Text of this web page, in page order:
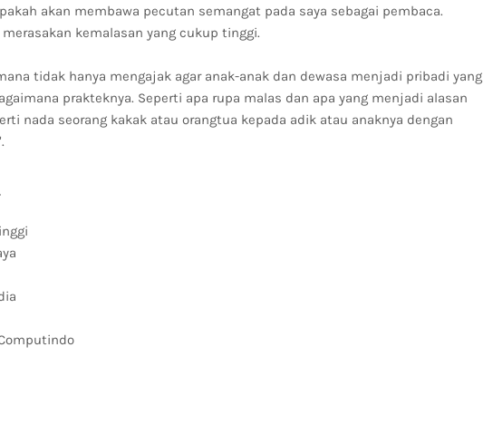
akan membawa pecutan semangat pada saya sebagai pembaca.
kemalasan yang cukup tinggi.
tidak hanya mengajak agar anak-anak dan dewasa menjadi pribadi yang
prakteknya. Seperti apa rupa malas dan apa yang menjadi alasan
nada seorang kakak atau orangtua kepada adik atau anaknya dengan